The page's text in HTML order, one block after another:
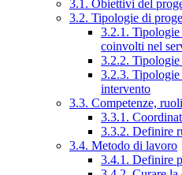
3.1. Obiettivi del
3.2. Tipologie di
3.2.1. Tipologie
coinvolti nel
3.2.2. Tipologie
3.2.3. Tipologie
intervento
3.3. Competenze,
3.3.1.
3.3.2. Definire
3.4. Metodo di lavoro
3.4.1. Definire